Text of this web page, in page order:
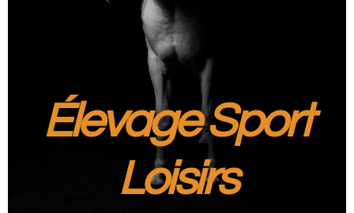
Élevage Sport
Loisirs